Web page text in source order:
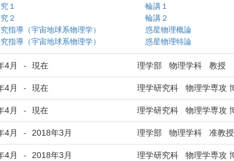
１
２
指導（宇宙地球系物理学）
指導（宇宙地球系物理学）
輪講１
輪講２
惑星物理概論
惑星物理特論
4月 - 現在 理学部 物理学科 教授
4月 - 現在 理学研究科 物理学専攻
4月 - 現在 理学研究科 物理学専攻
4月 - 2018年3月 理学部 物理学科 准教授
4月 - 2018年3月 理学研究科 物理学専攻